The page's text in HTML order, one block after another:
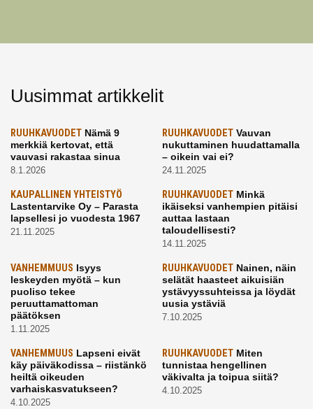
Uusimmat artikkelit
RUUHKAVUODET Nämä 9
merkkiä kertovat, että
vauvasi rakastaa sinua
8.1.2026
RUUHKAVUODETVauvan
nukuttaminen huudattamalla
– oikein vai ei?
24.11.2025
KAUPALLINEN YHTEISTYÖ
Lastentarvike Oy – Parasta
lapsellesi jo vuodesta 1967
21.11.2025
RUUHKAVUODETMinkä
ikäiseksi vanhempien pitäisi
auttaa lastaan
taloudellisesti?
14.11.2025
VANHEMMUUS Isyys
leskeyden myötä – kun
puoliso tekee
peruuttamattoman
päätöksen
1.11.2025
RUUHKAVUODETNainen, näin
selätät haasteet aikuisiän
ystävyyssuhteissa ja löydät
uusia ystäviä
7.10.2025
VANHEMMUUS Lapseni eivät
käy päiväkodissa – riistänkö
heiltä oikeuden
varhaiskasvatukseen?
4.10.2025
RUUHKAVUODETMiten
tunnistaa hengellinen
väkivalta ja toipua siitä?
4.10.2025